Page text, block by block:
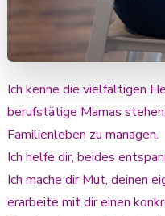
Ich kenne die vielfältigen
berufstätige Mamas
Familienleben zu managen.
Ich helfe dir, beides
Ich mache dir Mut, deinen
erarbeite mit dir einen